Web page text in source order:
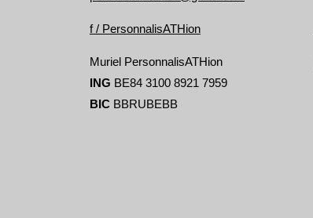
f / PersonnalisATHion
Muriel PersonnalisATHion
ING BE84 3100 8921 7959
BIC BBRUBEBB